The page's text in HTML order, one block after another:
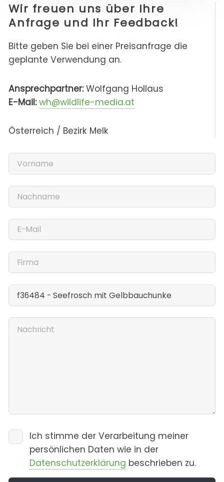
Wir freuen uns über Ihre
Anfrage und Ihr Feedback!
Bitte geben Sie bei einer Preisanfrage die
geplante Verwendung an.
Ansprechpartner:Wolfgang Hollaus
E-Mail: wh@wildlife-media.at
Österreich / Bezirk Melk
Ich stimme der Verarbeitung meiner
persönlichen Daten wie in der
Datenschutzerklärung beschrieben zu.